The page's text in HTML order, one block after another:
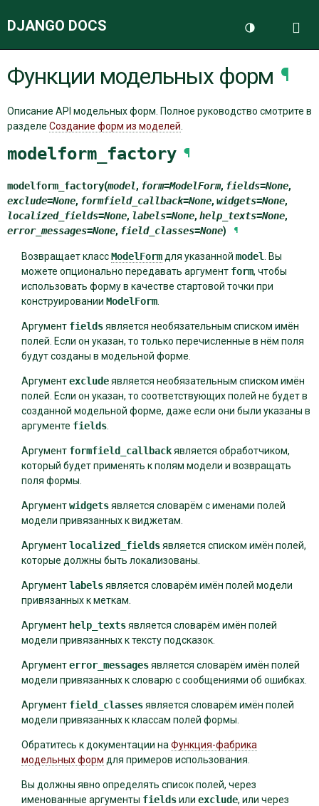
DJANGO DOCS
ДОКУМЕНТАЦИЯ
БЛОГ
Функции модельных форм ¶
Описание API модельных форм. Полное руководство смотрите в
разделе Создание форм из моделей.
modelform_factory ¶
modelform_factory(model, form=ModelForm, fields=None,
exclude=None, formfield_callback=None, widgets=None,
localized_fields=None, labels=None, help_texts=None,
error_messages=None, field_classes=None) ¶
Возвращает классModelFormдля указанной model . Вы
можете опционально передавать аргумент form, чтобы
использовать форму в качестве стартовой точки при
конструировании ModelForm.
Аргумент fieldsявляется необязательным списком имён
полей. Если он указан, то только перечисленные в нём поля
будут созданы в модельной форме.
Аргументexcludeявляется необязательным списком имён
полей. Если он указан, то соответствующих полей не будет в
созданной модельной форме, даже если они были указаны в
аргументе fields.
Аргумент formfield_callbackявляется обработчиком,
который будет применять к полям модели и возвращать
поля формы.
Аргументwidgetsявляется словарём с именами полей
модели привязанных к виджетам.
Аргументlocalized_fieldsявляется списком имён полей,
которые должны быть локализованы.
Аргументlabelsявляется словарём имён полей модели
привязанных к меткам.
Аргумент help_textsявляется словарём имён полей
модели привязанных к тексту подсказок.
Аргументerror_messagesявляется словарём имён полей
модели привязанных к словарю с сообщениями об ошибках.
Аргумент field_classesявляется словарём имён полей
модели привязанных к классам полей формы.
Обратитесь к документации на Функция-фабрика
модельных форм для примеров использования.
Вы должны явно определять список полей, через
именованные аргументы fieldsили exclude, или через